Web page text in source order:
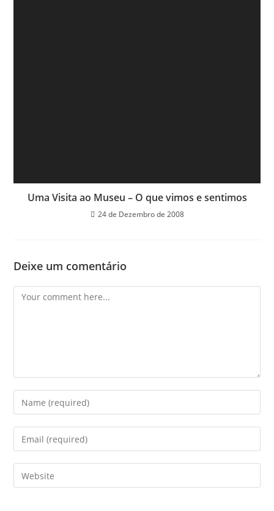
Uma Visita ao Museu – O que vimos e sentimos
24 de Dezembro de 2008
Deixe um comentário
Comment
Enter
your
name
comment
Enter
your
email
address
Enter
your